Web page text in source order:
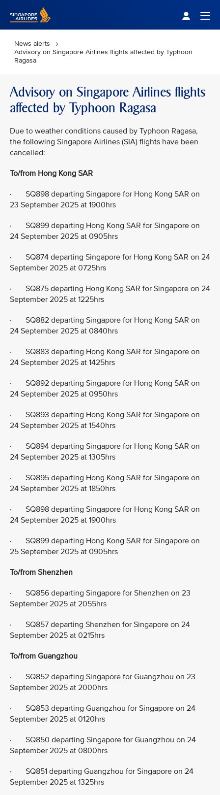
News alerts
Advisory on Singapore Airlines flights affected by Typhoon
Ragasa
Advisory on Singapore Airlines flights
affected by Typhoon Ragasa
Due to weather conditions caused by Typhoon Ragasa,
the following Singapore Airlines (SIA) flights have been
cancelled:
To/from Hong Kong SAR
· SQ898 departing Singapore for Hong Kong SAR on
23 September 2025 at 1900hrs
· SQ899 departing Hong Kong SAR for Singapore on
24 September 2025 at 0905hrs
· SQ874 departing Singapore for Hong Kong SAR on 24
September 2025 at 0725hrs
· SQ875 departing Hong Kong SAR for Singapore on 24
September 2025 at 1225hrs
· SQ882 departing Singapore for Hong Kong SAR on
24 September 2025 at 0840hrs
· SQ883 departing Hong Kong SAR for Singapore on
24 September 2025 at 1425hrs
· SQ892 departing Singapore for Hong Kong SAR on
24 September 2025 at 0950hrs
· SQ893 departing Hong Kong SAR for Singapore on
24 September 2025 at 1540hrs
· SQ894 departing Singapore for Hong Kong SAR on
24 September 2025 at 1305hrs
· SQ895 departing Hong Kong SAR for Singapore on
24 September 2025 at 1850hrs
· SQ898 departing Singapore for Hong Kong SAR on
24 September 2025 at 1900hrs
· SQ899 departing Hong Kong SAR for Singapore on
25 September 2025 at 0905hrs
To/from Shenzhen
· SQ856 departing Singapore for Shenzhen on 23
September 2025 at 2055hrs
· SQ857 departing Shenzhen for Singapore on 24
September 2025 at 0215hrs
To/from Guangzhou
· SQ852 departing Singapore for Guangzhou on 23
September 2025 at 2000hrs
· SQ853 departing Guangzhou for Singapore on 24
September 2025 at 0120hrs
· SQ850 departing Singapore for Guangzhou on 24
September 2025 at 0800hrs
· SQ851 departing Guangzhou for Singapore on 24
September 2025 at 1325hrs